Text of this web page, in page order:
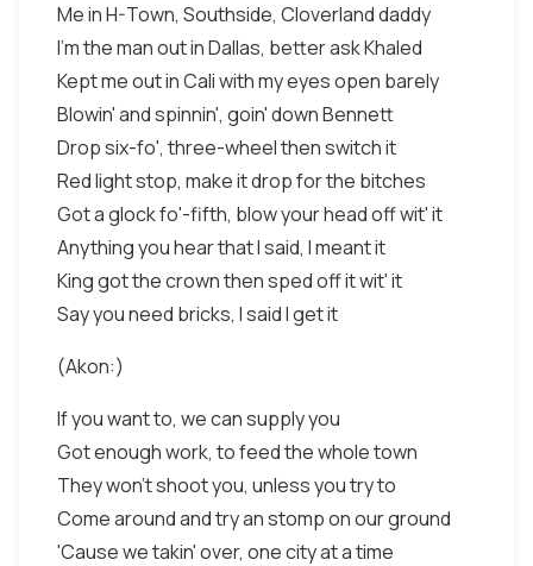
Me in H-Town, Southside, Cloverland daddy
I'm the man out in Dallas, better ask Khaled
Kept me out in Cali with my eyes open barely
Blowin' and spinnin', goin' down Bennett
Drop six-fo', three-wheel then switch it
Red light stop, make it drop for the bitches
Got a glock fo'-fifth, blow your head off wit' it
Anything you hear that I said, I meant it
King got the crown then sped off it wit' it
Say you need bricks, I said I get it
(Akon:)
If you want to, we can supply you
Got enough work, to feed the whole town
They won't shoot you, unless you try to
Come around and try an stomp on our ground
'Cause we takin' over, one city at a time